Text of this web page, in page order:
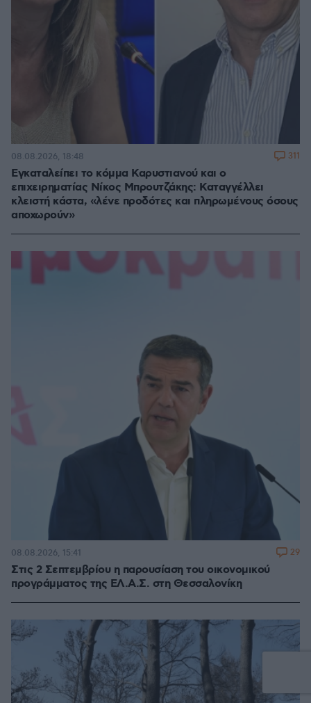
Εγκαταλείπει το κόμμα Καρυστιανού και ο
επιχειρηματίας Νίκος Μπρουτζάκης: Καταγγέλλει
κλειστή κάστα, «λένε προδότες και πληρωμένους όσους
αποχωρούν»
08.08.2026, 18:48 311
Στις 2 Σεπτεμβρίου η παρουσίαση του οικονομικού
προγράμματος της ΕΛ.Α.Σ. στη Θεσσαλονίκη
08.08.2026, 15:41 29